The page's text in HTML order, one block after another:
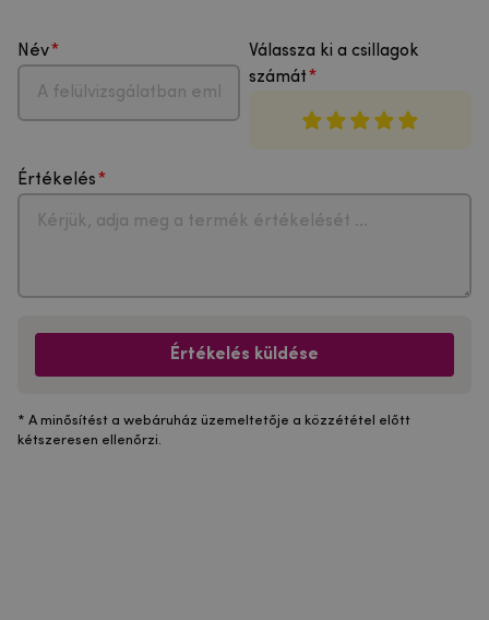
Név
Válassza ki a csillagok
számát
Értékelés
Értékelés küldése
* A minősítést a webáruház üzemeltetője a közzététel előtt
kétszeresen ellenőrzi.